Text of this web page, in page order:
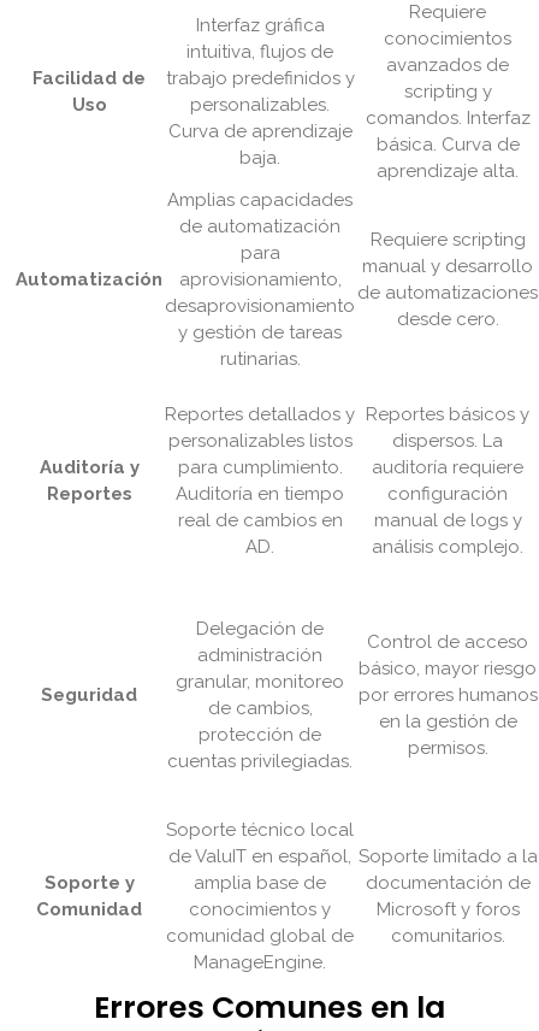
Facilidad de
Uso
Interfaz gráfica
intuitiva, flujos de
trabajo predefinidos y
personalizables.
Curva de aprendizaje
baja.
Requiere
conocimientos
avanzados de
scripting y
comandos. Interfaz
básica. Curva de
aprendizaje alta.
Automatización
Amplias capacidades
de automatización
para
aprovisionamiento,
desaprovisionamiento
y gestión de tareas
rutinarias.
Requiere scripting
manual y desarrollo
de automatizaciones
desde cero.
Auditoría y
Reportes
Reportes detallados y
personalizables listos
para cumplimiento.
Auditoría en tiempo
real de cambios en
AD.
Reportes básicos y
dispersos. La
auditoría requiere
configuración
manual de logs y
análisis complejo.
Seguridad
Delegación de
administración
granular, monitoreo
de cambios,
protección de
cuentas privilegiadas.
Control de acceso
básico, mayor riesgo
por errores humanos
en la gestión de
permisos.
Soporte y
Comunidad
Soporte técnico local
de ValuIT en español,
amplia base de
conocimientos y
comunidad global de
ManageEngine.
Soporte limitado a la
documentación de
Microsoft y foros
comunitarios.
Errores Comunes en la